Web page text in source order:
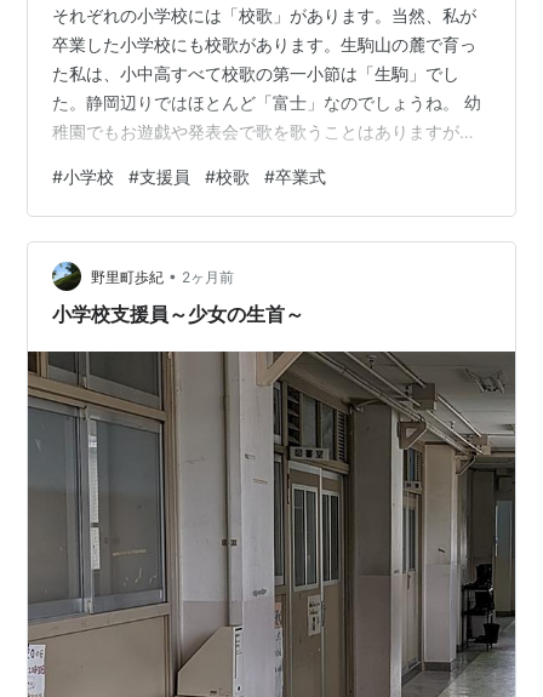
それぞれの小学校には「校歌」があります。当然、私が
卒業した小学校にも校歌があります。生駒山の麓で育っ
た私は、小中高すべて校歌の第一小節は「生駒」でし
た。静岡辺りではほとんど「富士」なのでしょうね。 幼
稚園でもお遊戯や発表会で歌を歌うことはありますが、
はないでしょうか。そして誰もが自分が卒業した小学校
の校歌は、口ずさむことができると思います。 （写真と
記事は関係ありません。先日、竹内街道を歩いた際、道
路に面して掲示していた堺市立金岡小学校の校歌を引用
させていただきました） ６年間歌ってきたのだから当然
#小学校 #支援員 #校歌 #卒業式
野里町歩紀 • 2ヶ月前
小学校支援員～少女の生首～